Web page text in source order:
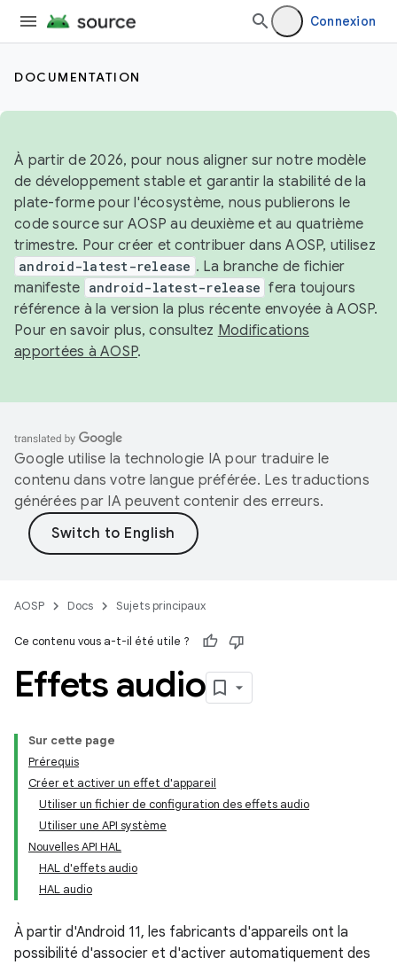
Connexion
DOCUMENTATION
À partir de 2026, pour nous aligner sur notre modèle
de développement stable et garantir la stabilité de la
plate-forme pour l'écosystème, nous publierons le
code source sur AOSP au deuxième et au quatrième
trimestre. Pour créer et contribuer dans AOSP, utilisez
android-latest-release . La branche de fichier
manifeste android-latest-release fera toujours
référence à la version la plus récente envoyée à AOSP.
Pour en savoir plus, consultez Modifications
apportées à AOSP.
Google utilise la technologie IA pour traduire le
contenu dans votre langue préférée. Les traductions
générées par IA peuvent contenir des erreurs.
AOSP Docs Sujets principaux
Ce contenu vous a-t-il été utile ?
Effets audio
Sur cette page
Prérequis
Créer et activer un effet d'appareil
Utiliser un fichier de configuration des effets audio
Utiliser une API système
Nouvelles API HAL
HAL d'effets audio
HAL audio
À partir d'Android 11, les fabricants d'appareils ont la
possibilité d'associer et d'activer automatiquement des